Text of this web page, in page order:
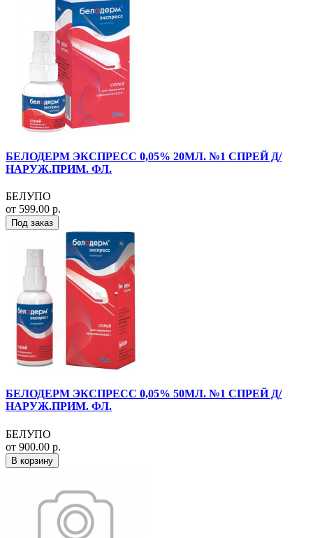
БЕЛОДЕРМ ЭКСПРЕСС 0,05% 20МЛ. №1 СПРЕЙ Д/
НАРУЖ.ПРИМ. ФЛ.
БЕЛУПО
от 599.00 р.
Под заказ
БЕЛОДЕРМ ЭКСПРЕСС 0,05% 50МЛ. №1 СПРЕЙ Д/
НАРУЖ.ПРИМ. ФЛ.
БЕЛУПО
от 900.00 р.
В корзину